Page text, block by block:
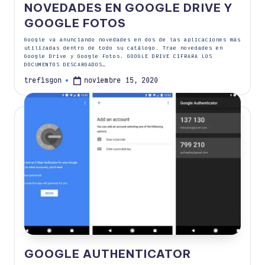
NOVEDADES EN GOOGLE DRIVE Y
GOOGLE FOTOS
Google va anunciando novedades en dos de las aplicaciones más
utilizadas dentro de todo su catálogo. Trae novedades en
Google Drive y Google Fotos. GOOGLE DRIVE CIFRARA LOS
DOCUMENTOS DESCARGADOS…
Publicado
trefisgon noviembre 15, 2020
GOOGLE AUTHENTICATOR